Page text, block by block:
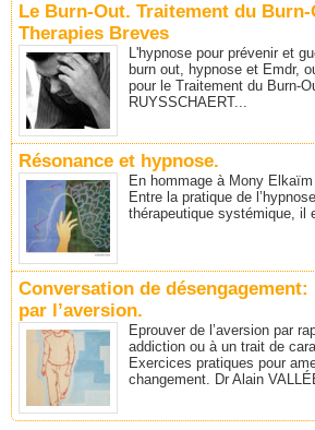
Le Burn-Out. Traitement du
Therapies Breves
L'hypnose pour prévenir et
burn out, hypnose et Emdr,
pour le Traitement du Burn-
RUYSSCHAERT...
Résonance et hypnose.
En hommage à Mony
Entre la pratique de
thérapeutique systémique, il
Conversation de désengagement:
par l’aversion.
Eprouver de l’aversion par
addiction ou à un trait de
Exercices pratiques pour
changement. Dr Alain